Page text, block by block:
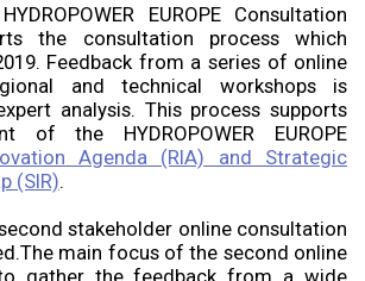
EUROPE Consultation
the consultation process which
Feedback from a series of online
and technical workshops is
analysis. This process supports
of the HYDROPOWER EUROPE
Agenda (RIA) and Strategic
(SIR).
stakeholder online consultation
main focus of the second online